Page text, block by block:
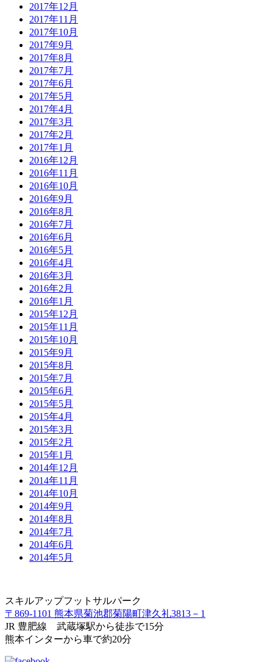
2017年12月
2017年11月
2017年10月
2017年9月
2017年8月
2017年7月
2017年6月
2017年5月
2017年4月
2017年3月
2017年2月
2017年1月
2016年12月
2016年11月
2016年10月
2016年9月
2016年8月
2016年7月
2016年6月
2016年5月
2016年4月
2016年3月
2016年2月
2016年1月
2015年12月
2015年11月
2015年10月
2015年9月
2015年8月
2015年7月
2015年6月
2015年5月
2015年4月
2015年3月
2015年2月
2015年1月
2014年12月
2014年11月
2014年10月
2014年9月
2014年8月
2014年7月
2014年6月
2014年5月
スキルアップフットサルパーク
〒869-1101 熊本県菊池郡菊陽町津久礼3813－1
JR 豊肥線 武蔵塚駅から徒歩で15分
熊本インターから車で約20分